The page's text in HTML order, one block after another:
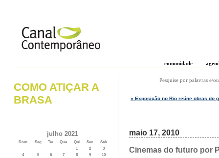
comunidade
COMO ATIÇAR A
BRASA
julho 2021
Dom Seg Ter Qua Qui Sex
Sab
1
2
3
4
5 6 7 8 9
10
Pesquise por palavras e/
« Exposição no Rio reúne obras do
maio 17, 2010
Cinemas do futuro por